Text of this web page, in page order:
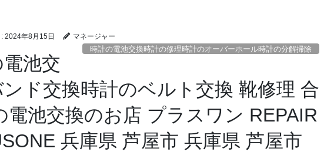
2024年8月15日 マネージャー
時計の電池交換時計の修理時計のオーバーホール時計の分解掃除
池交
ド交換時計のベルト交換 靴修理 合
電池交換のお店 プラスワン REPAIR
兵庫県 芦屋市 兵庫県 芦屋市